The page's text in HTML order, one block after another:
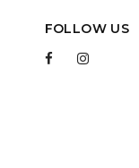
FOLLOW US